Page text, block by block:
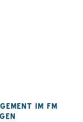
IM FM